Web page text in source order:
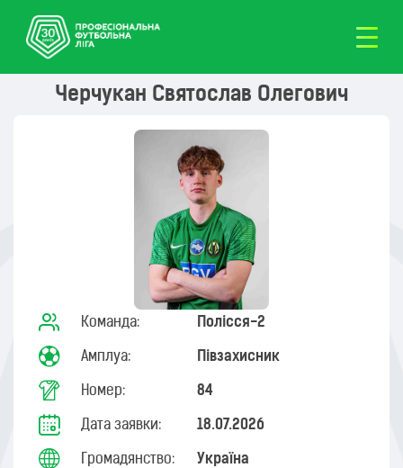
Черчукан Святослав Олегович
Команда: Полісся-2
Амплуа: Півзахисник
Номер: 84
Дата заявки: 18.07.2026
Громадянство: Україна